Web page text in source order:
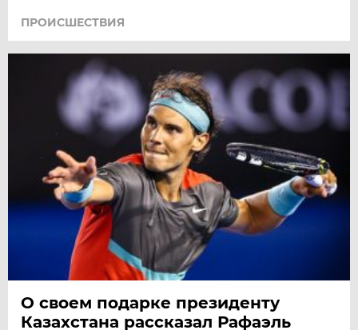
ПРОИСШЕСТВИЯ
О своем подарке президенту
Казахстана рассказал Рафаэль